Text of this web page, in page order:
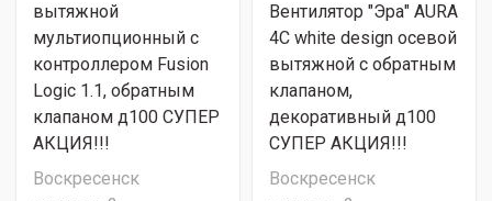
вытяжной
мультиопционный с
контроллером Fusion
Logic 1.1, обратным
клапаном д100 СУПЕР
АКЦИЯ!!!
Воскресенск
Вентилятор "Эра" AURA
4C white design осевой
вытяжной с обратным
клапаном,
декоративный д100
СУПЕР АКЦИЯ!!!
Воскресенск